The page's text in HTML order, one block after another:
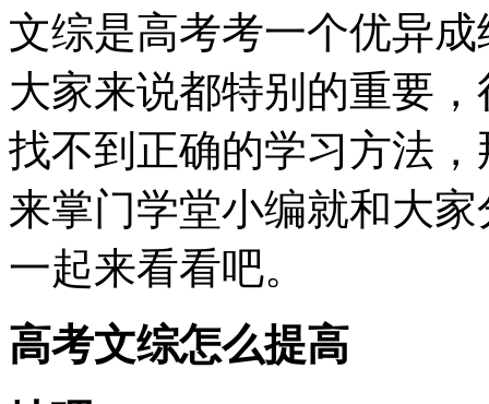
文综是高考考一个优异
大家来说都特别的重要
找不到正确的学习方法
来掌门学堂小编就和大
一起来看看吧。
高考文综怎么提高